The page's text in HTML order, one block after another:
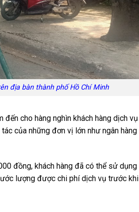
địa bàn thành phố Hồ Chí Minh
đến cho hàng nghìn khách hàng dịch vụ
của những đơn vị lớn như ngân hàng
đồng, khách hàng đã có thể sử dụng
lượng được chi phí dịch vụ trước khi